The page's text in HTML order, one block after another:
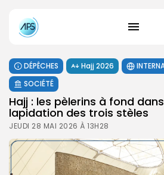
DÉPÊCHES Hajj 2026
SOCIÉTÉ
Hajj : les pèlerins à fond
lapidation des trois stèles
JEUDI 28 MAI 2026 À 13H28